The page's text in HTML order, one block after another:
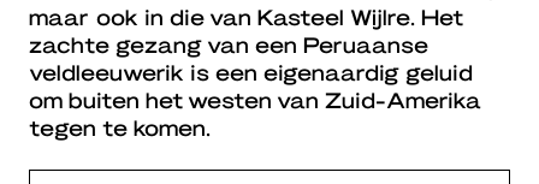
maar ook in die van Kasteel Wijlre. Het
zachte gezang van een Peruaanse
veldleeuwerik is een eigenaardig geluid
om buiten het westen van Zuid-Amerika
tegen te komen.